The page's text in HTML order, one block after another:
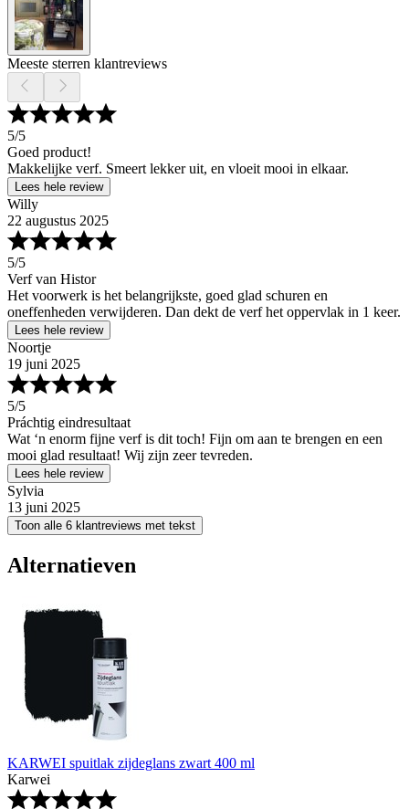
Meeste sterren klantreviews
5/5
Goed product!
Makkelijke verf. Smeert lekker uit, en vloeit mooi in elkaar.
Lees hele review
Willy
22 augustus 2025
5/5
Verf van Histor
Het voorwerk is het belangrijkste, goed glad schuren en
oneffenheden verwijderen. Dan dekt de verf het oppervlak in 1 keer.
Lees hele review
Noortje
19 juni 2025
5/5
Práchtig eindresultaat
Wat ‘n enorm fijne verf is dit toch! Fijn om aan te brengen en een
mooi glad resultaat! Wij zijn zeer tevreden.
Lees hele review
Sylvia
13 juni 2025
Toon alle 6 klantreviews met tekst
Alternatieven
KARWEI spuitlak zijdeglans zwart 400 ml
Karwei